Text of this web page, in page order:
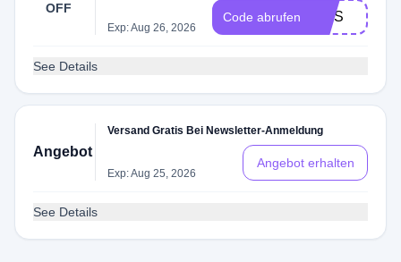
OFF
Exp: Aug 26, 2026
Code abrufen MOS
See Details
Angebot
Versand Gratis Bei Newsletter-Anmeldung
Exp: Aug 25, 2026
Angebot erhalten
See Details